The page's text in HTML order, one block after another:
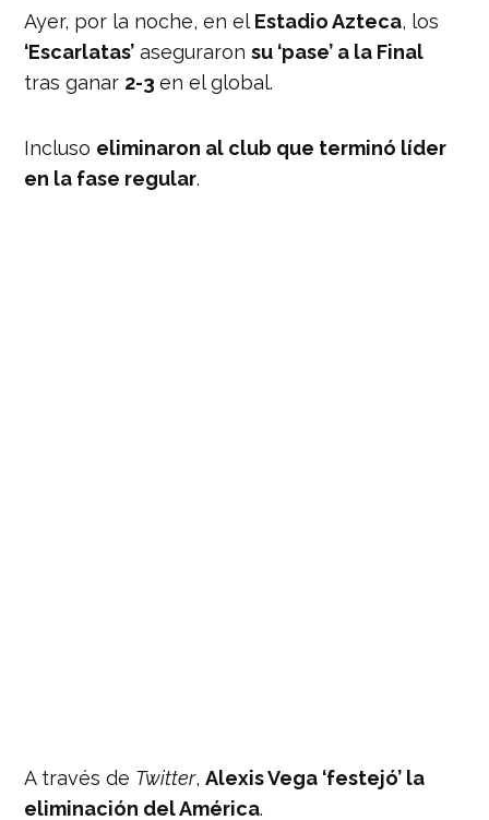
Ayer, por la noche, en el Estadio Azteca, los
‘Escarlatas’ aseguraronsu ‘pase’ a la Final
tras ganar 2-3en el global.
Incluso eliminaron al club que terminó líder
en la fase regular.
A través de Twitter,Alexis Vega ‘festejó’ la
eliminación del América.